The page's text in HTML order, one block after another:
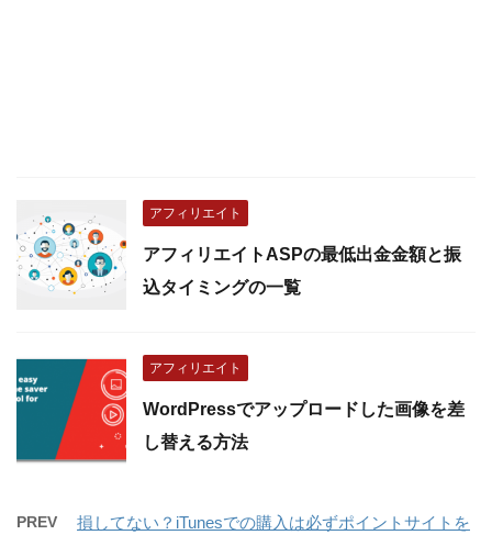
アフィリエイト
アフィリエイトASPの最低出金金額と振
込タイミングの一覧
アフィリエイト
WordPressでアップロードした画像を差
し替える方法
PREV
損してない？iTunesでの購入は必ずポイントサイトを